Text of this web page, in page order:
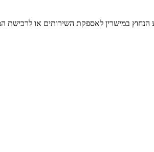
במישרין לאספקת השירותים או לרכישת